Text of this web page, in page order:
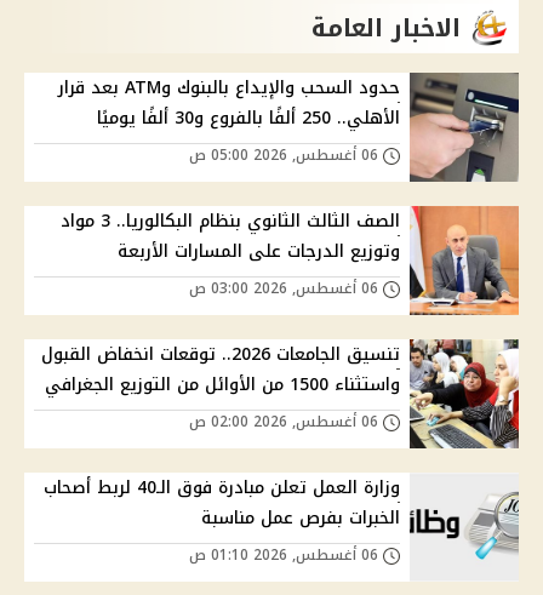
الاخبار العامة
حدود السحب والإيداع بالبنوك وATM بعد قرار
الأهلي.. 250 ألفًا بالفروع و30 ألفًا يوميًا
الصف الثالث الثانوي بنظام البكالوريا.. 3 مواد
وتوزيع الدرجات على المسارات الأربعة
تنسيق الجامعات 2026.. توقعات انخفاض القبول
واستثناء 1500 من الأوائل من التوزيع الجغرافي
وزارة العمل تعلن مبادرة فوق الـ40 لربط أصحاب
الخبرات بفرص عمل مناسبة